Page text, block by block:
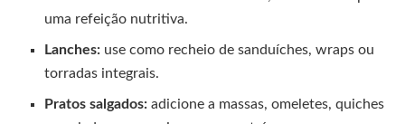
uma refeição nutritiva.
Lanches: use como recheio de sanduíches, wraps ou
torradas integrais.
Pratos salgados: adicione a massas, omeletes, quiches